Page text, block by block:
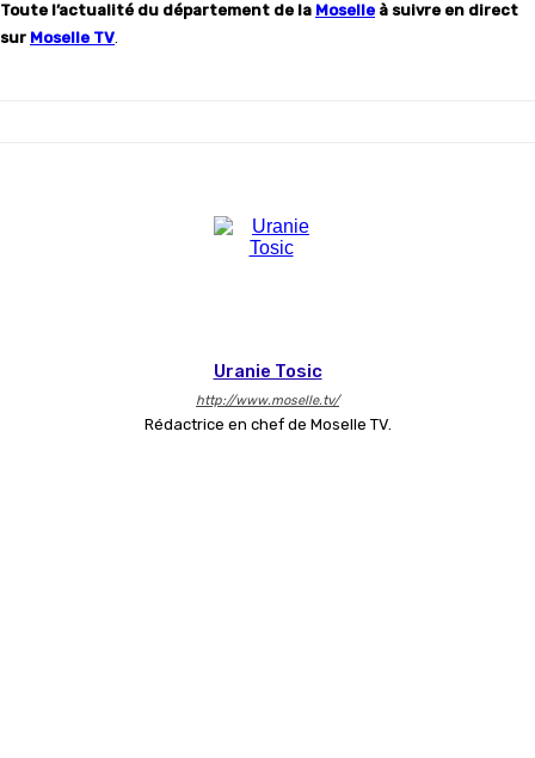
Toute l’actualité du département de la Moselle à suivre en direct
sur Moselle TV.
Uranie Tosic
http://www.moselle.tv/
Rédactrice en chef de Moselle TV.